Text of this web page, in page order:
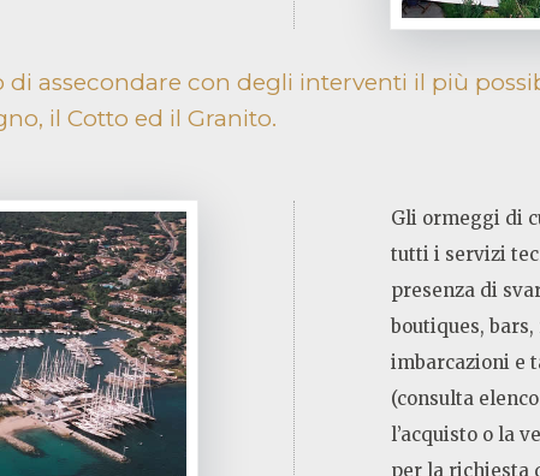
assecondare con degli interventi il più
il Cotto ed il Granito.
Gli ormeggi di
tutti i servizi
presenza di
boutiques,
imbarcazioni e
(consulta elenco
l’acquisto o la
per la richiesta